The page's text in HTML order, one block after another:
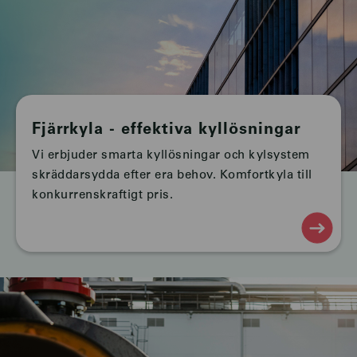
Fjärrkyla - effektiva kyllösningar
Vi erbjuder smarta kyllösningar och kylsystem
skräddarsydda efter era behov. Komfortkyla till
konkurrenskraftigt pris.